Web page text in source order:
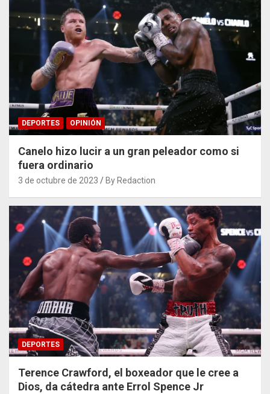
DEPORTES OPINIÓN
Canelo hizo lucir a un gran peleador como si
fuera ordinario
3 de octubre de 2023 By Redaction
DEPORTES
Terence Crawford, el boxeador que le cree a
Dios, da cátedra ante Errol Spence Jr